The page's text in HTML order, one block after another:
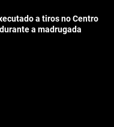
a tiros no Centro
a madrugada